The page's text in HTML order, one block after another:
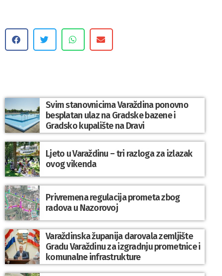
Svim stanovnicima Varaždina ponovno
besplatan ulaz na Gradske bazene i
Gradsko kupalište na Dravi
Ljeto u Varaždinu – tri razloga za izlazak
ovog vikenda
Privremena regulacija prometa zbog
radova u Nazorovoj
Varaždinska županija darovala zemljište
Gradu Varaždinu za izgradnju prometnice i
komunalne infrastrukture